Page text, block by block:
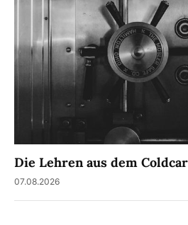
Die Lehren aus dem
07.08.2026